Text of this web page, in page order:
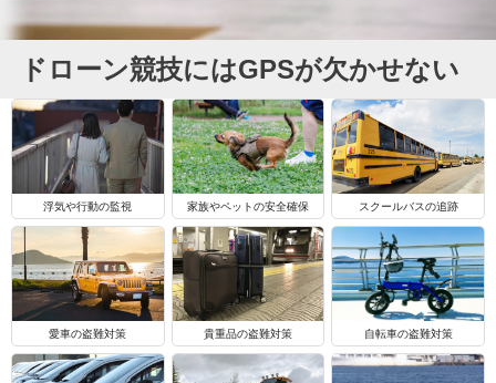
ドローン競技にはGPSが欠かせない
浮気や行動の監視 家族やペットの安全確保 スクールバスの追跡
愛車の盗難対策 貴重品の盗難対策 自転車の盗難対策